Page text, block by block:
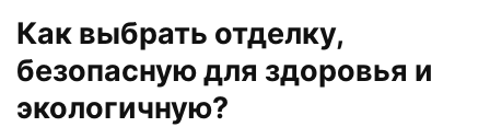
Как выбрать отделку,
безопасную для здоровья и
экологичную?